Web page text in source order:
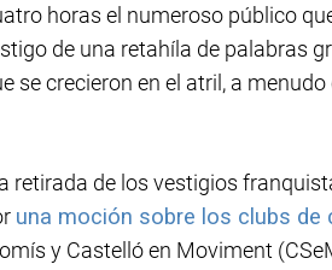
horas el numeroso público
de una retahíla de palabras
se crecieron en el atril, a
retirada de los vestigios
una moción sobre los clubs de
y Castelló en Moviment